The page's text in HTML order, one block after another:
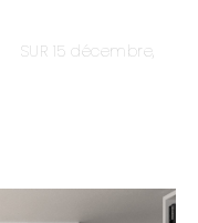
SUR 15 décembre,